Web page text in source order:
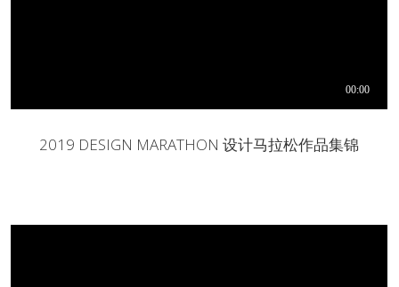
2019 DESIGN MARATHON 设计马拉松作品集锦